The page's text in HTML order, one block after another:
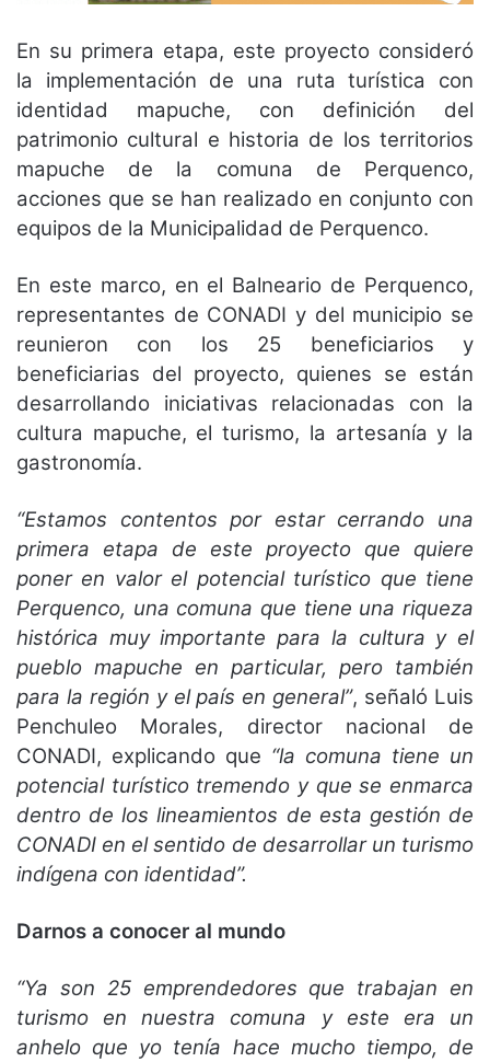
En su primera etapa, este proyecto consideró
la implementación de una ruta turística con
identidad mapuche, con definición del
patrimonio cultural e historia de los territorios
mapuche de la comuna de Perquenco,
acciones que se han realizado en conjunto con
equipos de la Municipalidad de Perquenco.
En este marco, en el Balneario de Perquenco,
representantes de CONADI y del municipio se
reunieron con los 25 beneficiarios y
beneficiarias del proyecto, quienes se están
desarrollando iniciativas relacionadas con la
cultura mapuche, el turismo, la artesanía y la
gastronomía.
“Estamos contentos por estar cerrando una
primera etapa de este proyecto que quiere
poner en valor el potencial turístico que tiene
Perquenco, una comuna que tiene una riqueza
histórica muy importante para la cultura y el
pueblo mapuche en particular, pero también
para la región y el país en general”, señaló Luis
Penchuleo Morales, director nacional de
CONADI, explicando que “la comuna tiene un
potencial turístico tremendo y que se enmarca
dentro de los lineamientos de esta gestión de
CONADI en el sentido de desarrollar un turismo
indígena con identidad”.
Darnos a conocer al mundo
“Ya son 25 emprendedores que trabajan en
turismo en nuestra comuna y este era un
anhelo que yo tenía hace mucho tiempo, de